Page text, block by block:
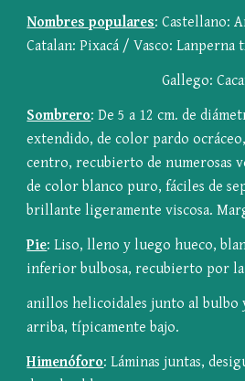
Nombres populares: Castellano:
Catalan: Pixacá / Vasco: Lanperna
Sombrero: De 5 a 12 cm. de
extendido, de color pardo
centro, recubierto de numerosas
de color blanco puro, fáciles de
brillante ligeramente viscosa.
Pie: Liso, lleno y luego hueco,
inferior bulbosa, recubierto por
anillos helicoidales junto al bulbo
arriba, típicamente bajo.
Himenóforo: Láminas juntas,